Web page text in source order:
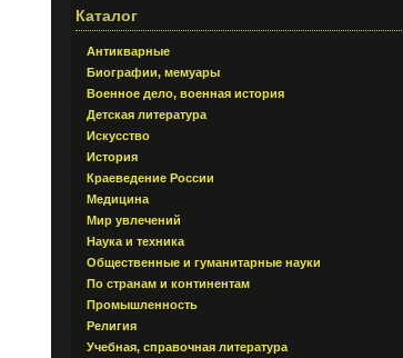
Каталог
Антикварные
Биографии, мемуары
Военное дело, военная история
Детская литература
Искусство
История
Краеведение России
Медицина
Мир увлечений
Наука и техника
Общественные и гуманитарные науки
По странам и континентам
Промышленность
Религия
Учебная, справочная литература